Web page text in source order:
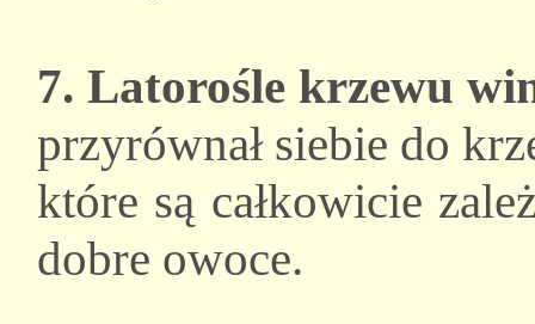
7. Latorośle krzewu
przyrównał siebie do
które są całkowicie
dobre owoce.